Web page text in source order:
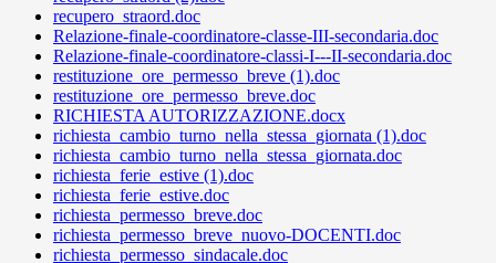
recupero_straord.doc
Relazione-finale-coordinatore-classe-III-secondaria.doc
Relazione-finale-coordinatore-classi-I---II-secondaria.doc
restituzione_ore_permesso_breve (1).doc
restituzione_ore_permesso_breve.doc
RICHIESTA AUTORIZZAZIONE.docx
richiesta_cambio_turno_nella_stessa_giornata (1).doc
richiesta_cambio_turno_nella_stessa_giornata.doc
richiesta_ferie_estive (1).doc
richiesta_ferie_estive.doc
richiesta_permesso_breve.doc
richiesta_permesso_breve_nuovo-DOCENTI.doc
richiesta_permesso_sindacale.doc